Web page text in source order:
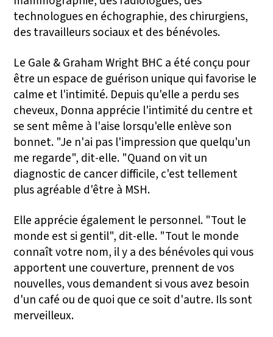
technologues en échographie, des chirurgiens,
des travailleurs sociaux et des bénévoles.
Le Gale & Graham Wright BHC a été conçu pour
être un espace de guérison unique qui favorise le
calme et l'intimité. Depuis qu'elle a perdu ses
cheveux, Donna apprécie l'intimité du centre et
se sent même à l'aise lorsqu'elle enlève son
bonnet. "Je n'ai pas l'impression que quelqu'un
me regarde", dit-elle. "Quand on vit un
diagnostic de cancer difficile, c'est tellement
plus agréable d'être à MSH.
Elle apprécie également le personnel. "Tout le
monde est si gentil", dit-elle. "Tout le monde
connaît votre nom, il y a des bénévoles qui vous
apportent une couverture, prennent de vos
nouvelles, vous demandent si vous avez besoin
d'un café ou de quoi que ce soit d'autre. Ils sont
merveilleux.